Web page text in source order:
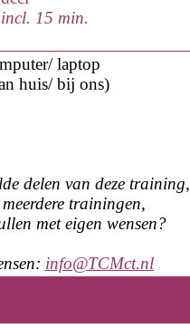
15 min.
/ laptop
huis/ bij ons)
delen van deze training,
trainingen,
met eigen wensen?
info@TCMct.nl